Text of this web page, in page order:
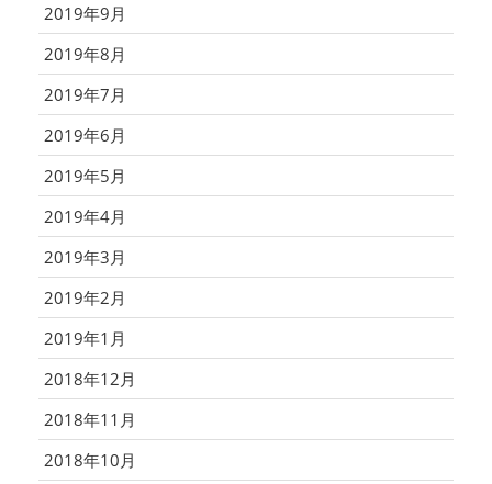
2019年9月
2019年8月
2019年7月
2019年6月
2019年5月
2019年4月
2019年3月
2019年2月
2019年1月
2018年12月
2018年11月
2018年10月